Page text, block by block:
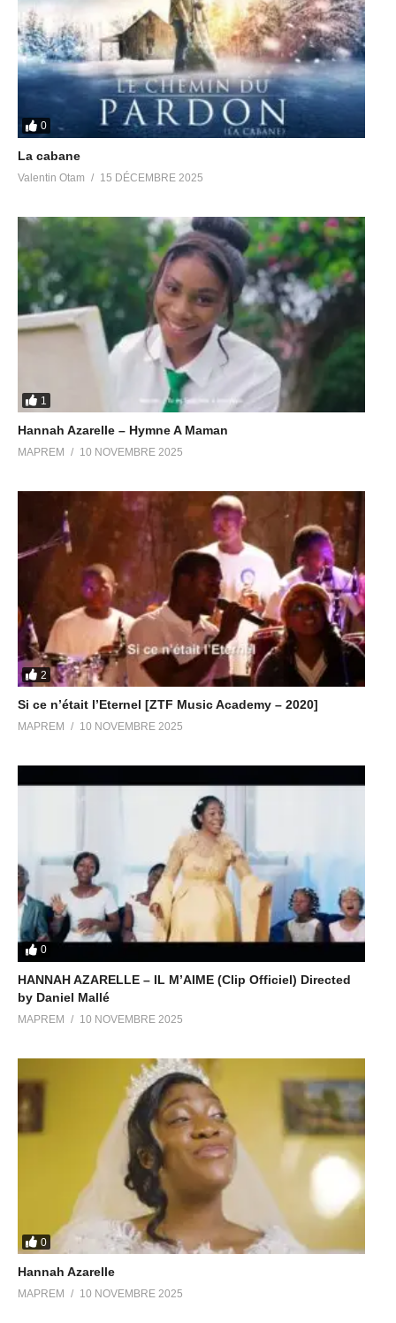
0
La cabane
Valentin Otam 15 DÉCEMBRE 2025
1
Hannah Azarelle – Hymne A Maman
MAPREM 10 NOVEMBRE 2025
2
Si ce n’était l’Eternel [ZTF Music Academy – 2020]
MAPREM 10 NOVEMBRE 2025
0
HANNAH AZARELLE – IL M’AIME (Clip Officiel) Directed
by Daniel Mallé
MAPREM 10 NOVEMBRE 2025
0
Hannah Azarelle
MAPREM 10 NOVEMBRE 2025